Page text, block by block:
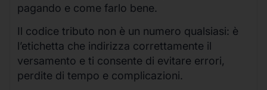
pagando e come farlo bene.
Il codice tributo non è un numero qualsiasi: è
l’etichetta che indirizza correttamente il
versamento e ti consente di evitare errori,
perdite di tempo e complicazioni.